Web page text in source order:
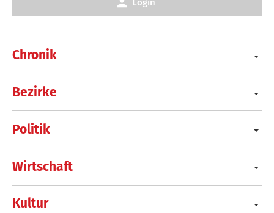
Chronik
Bezirke
Politik
Wirtschaft
Kultur
Login